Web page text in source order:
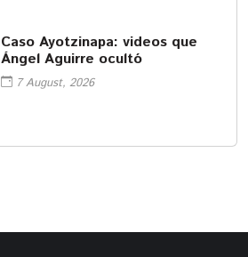
Caso Ayotzinapa: videos que
Ángel Aguirre ocultó
7 August, 2026